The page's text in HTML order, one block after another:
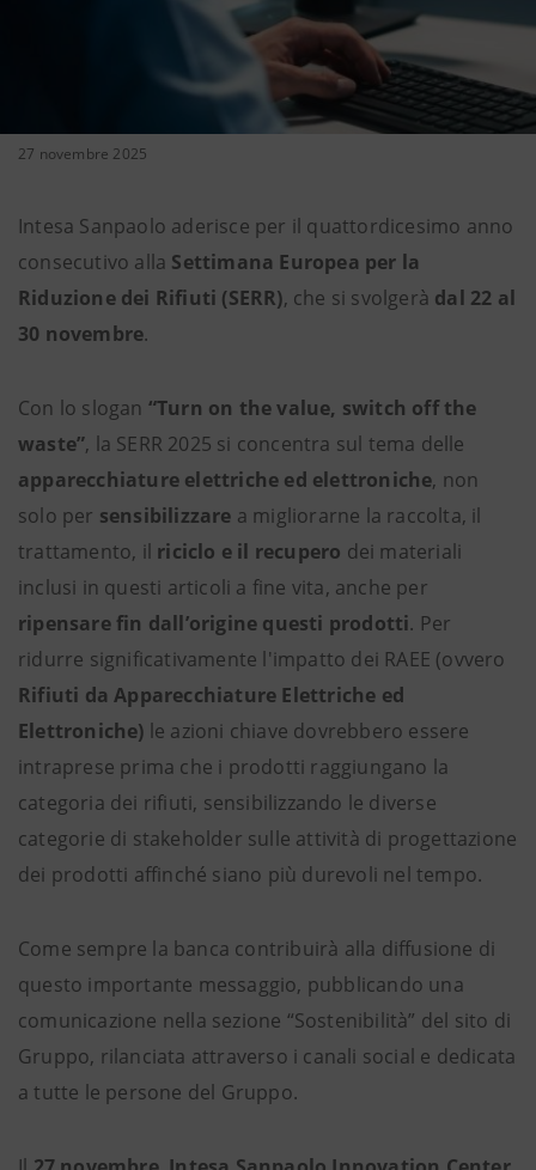
27 novembre 2025
Intesa Sanpaolo aderisce per il quattordicesimo anno
consecutivo alla Settimana Europea per la
Riduzione dei Rifiuti (SERR), che si svolgerà dal 22 al
30 novembre.
Con lo slogan “Turn on the value, switch off the
waste”, la SERR 2025 si concentra sul tema delle
apparecchiature elettriche ed elettroniche, non
solo per sensibilizzare a migliorarne la raccolta, il
trattamento, il riciclo e il recupero dei materiali
inclusi in questi articoli a fine vita, anche per
ripensare fin dall’origine questi prodotti. Per
ridurre significativamente l'impatto dei RAEE (ovvero
Rifiuti da Apparecchiature Elettriche ed
Elettroniche) le azioni chiave dovrebbero essere
intraprese prima che i prodotti raggiungano la
categoria dei rifiuti, sensibilizzando le diverse
categorie di stakeholder sulle attività di progettazione
dei prodotti affinché siano più durevoli nel tempo.
Come sempre la banca contribuirà alla diffusione di
questo importante messaggio, pubblicando una
comunicazione nella sezione “Sostenibilità” del sito di
Gruppo, rilanciata attraverso i canali social e dedicata
a tutte le persone del Gruppo.